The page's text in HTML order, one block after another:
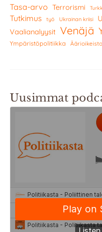
Tasa-arvo Terrorismi
Tutkimus työ Ukrainan kriisi
Vaalianalyysit Venäjä
Ympäristöpolitiikka Äärioikeisto
Uusimmat